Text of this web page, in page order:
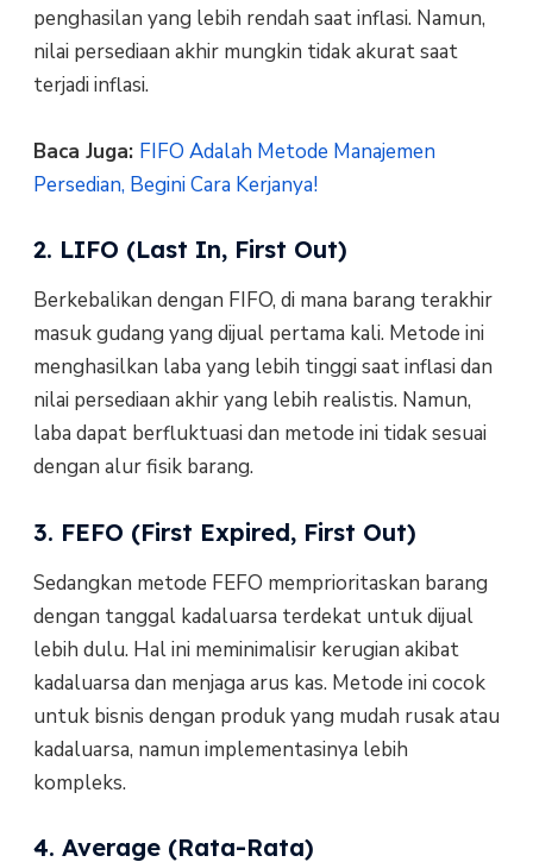
penghasilan yang lebih rendah saat inflasi. Namun,
nilai persediaan akhir mungkin tidak akurat saat
terjadi inflasi.
Baca Juga: FIFO Adalah Metode Manajemen
Persedian, Begini Cara Kerjanya!
2. LIFO (Last In, First Out)
Berkebalikan dengan FIFO, di mana barang terakhir
masuk gudang yang dijual pertama kali. Metode ini
menghasilkan laba yang lebih tinggi saat inflasi dan
nilai persediaan akhir yang lebih realistis. Namun,
laba dapat berfluktuasi dan metode ini tidak sesuai
dengan alur fisik barang.
3. FEFO (First Expired, First Out)
Sedangkan metode FEFO memprioritaskan barang
dengan tanggal kadaluarsa terdekat untuk dijual
lebih dulu. Hal ini meminimalisir kerugian akibat
kadaluarsa dan menjaga arus kas. Metode ini cocok
untuk bisnis dengan produk yang mudah rusak atau
kadaluarsa, namun implementasinya lebih
kompleks.
4. Average (Rata-Rata)